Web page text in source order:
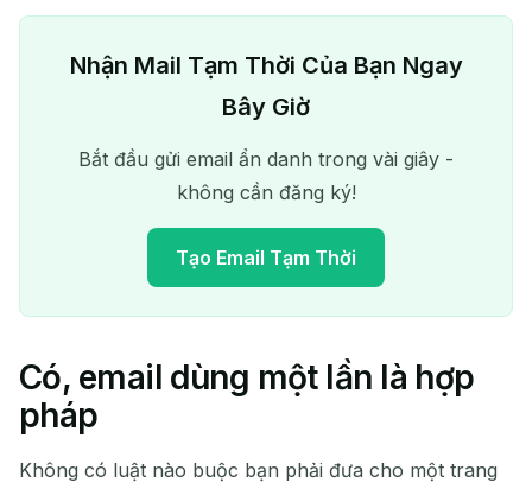
Nhận Mail Tạm Thời Của Bạn Ngay
Bây Giờ
Bắt đầu gửi email ẩn danh trong vài giây -
không cần đăng ký!
Tạo Email Tạm Thời
Địa chỉ Email Tạm Thời của
Có, email dùng một lần là hợp
pháp
Không có luật nào buộc bạn phải đưa cho một trang